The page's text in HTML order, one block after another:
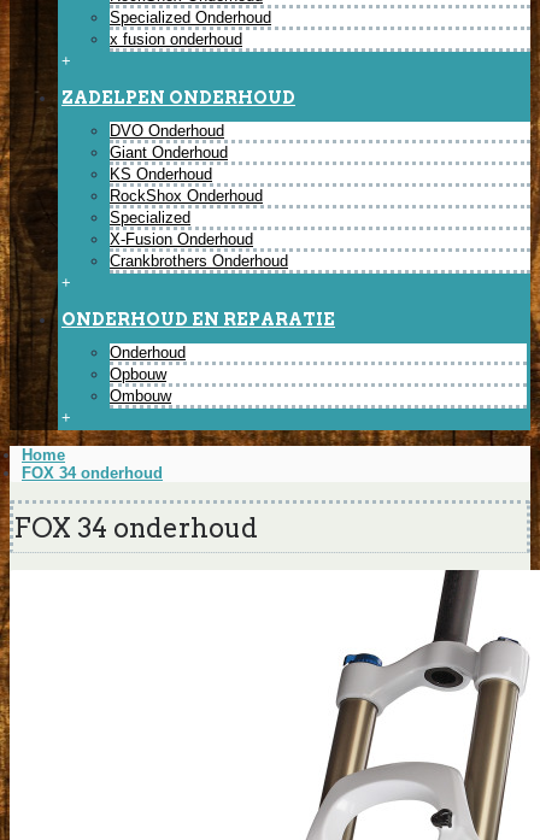
Specialized Onderhoud
x fusion onderhoud
+
ZADELPEN ONDERHOUD
DVO Onderhoud
Giant Onderhoud
KS Onderhoud
RockShox Onderhoud
Specialized
X-Fusion Onderhoud
Crankbrothers Onderhoud
+
ONDERHOUD EN REPARATIE
Onderhoud
Opbouw
Ombouw
+
Home
FOX 34 onderhoud
FOX 34 onderhoud